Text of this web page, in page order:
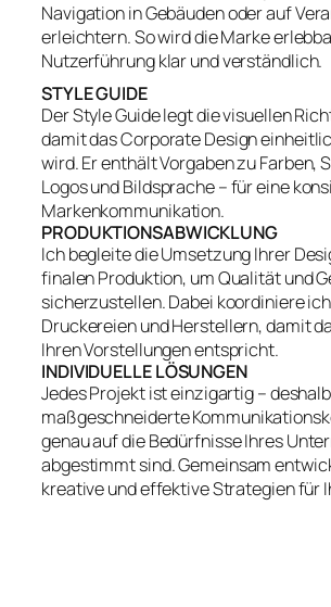
Navigation in Gebäuden oder auf
erleichtern. So wird die Marke
Nutzerführung klar und verständlich.
STYLE GUIDE
Der Style Guide legt die visuellen
damit das Corporate Design
wird. Er enthält Vorgaben zu Farben,
Logos und Bildsprache – für eine
Markenkommunikation.
PRODUKTIONSABWICKLUNG
Ich begleite die Umsetzung Ihrer
finalen Produktion, um Qualität und
sicherzustellen. Dabei koordiniere
Druckereien und Herstellern, damit
Ihren Vorstellungen entspricht.
INDIVIDUELLE LÖSUNGEN
Jedes Projekt ist einzigartig –
maßgeschneiderte
genau auf die Bedürfnisse Ihres
abgestimmt sind. Gemeinsam
kreative und effektive Strategien für